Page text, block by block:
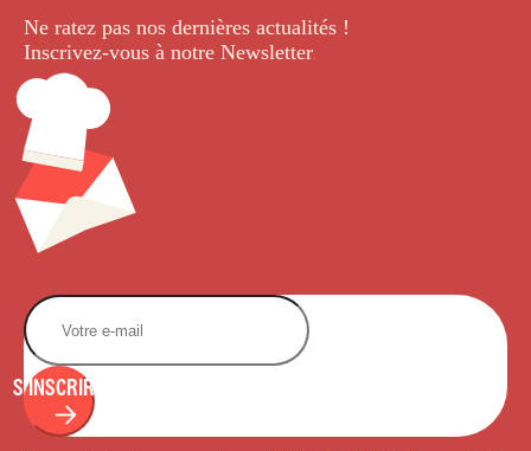
Ne ratez pas nos dernières actualités !
Inscrivez-vous à notre Newsletter.
S'INSCRIRE